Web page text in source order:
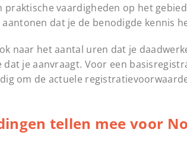
vaardigheden op het
dat je de benodigde kennis
naar het aantal uren dat je
je aanvraagt. Voor een
om de actuele
tellen mee voor